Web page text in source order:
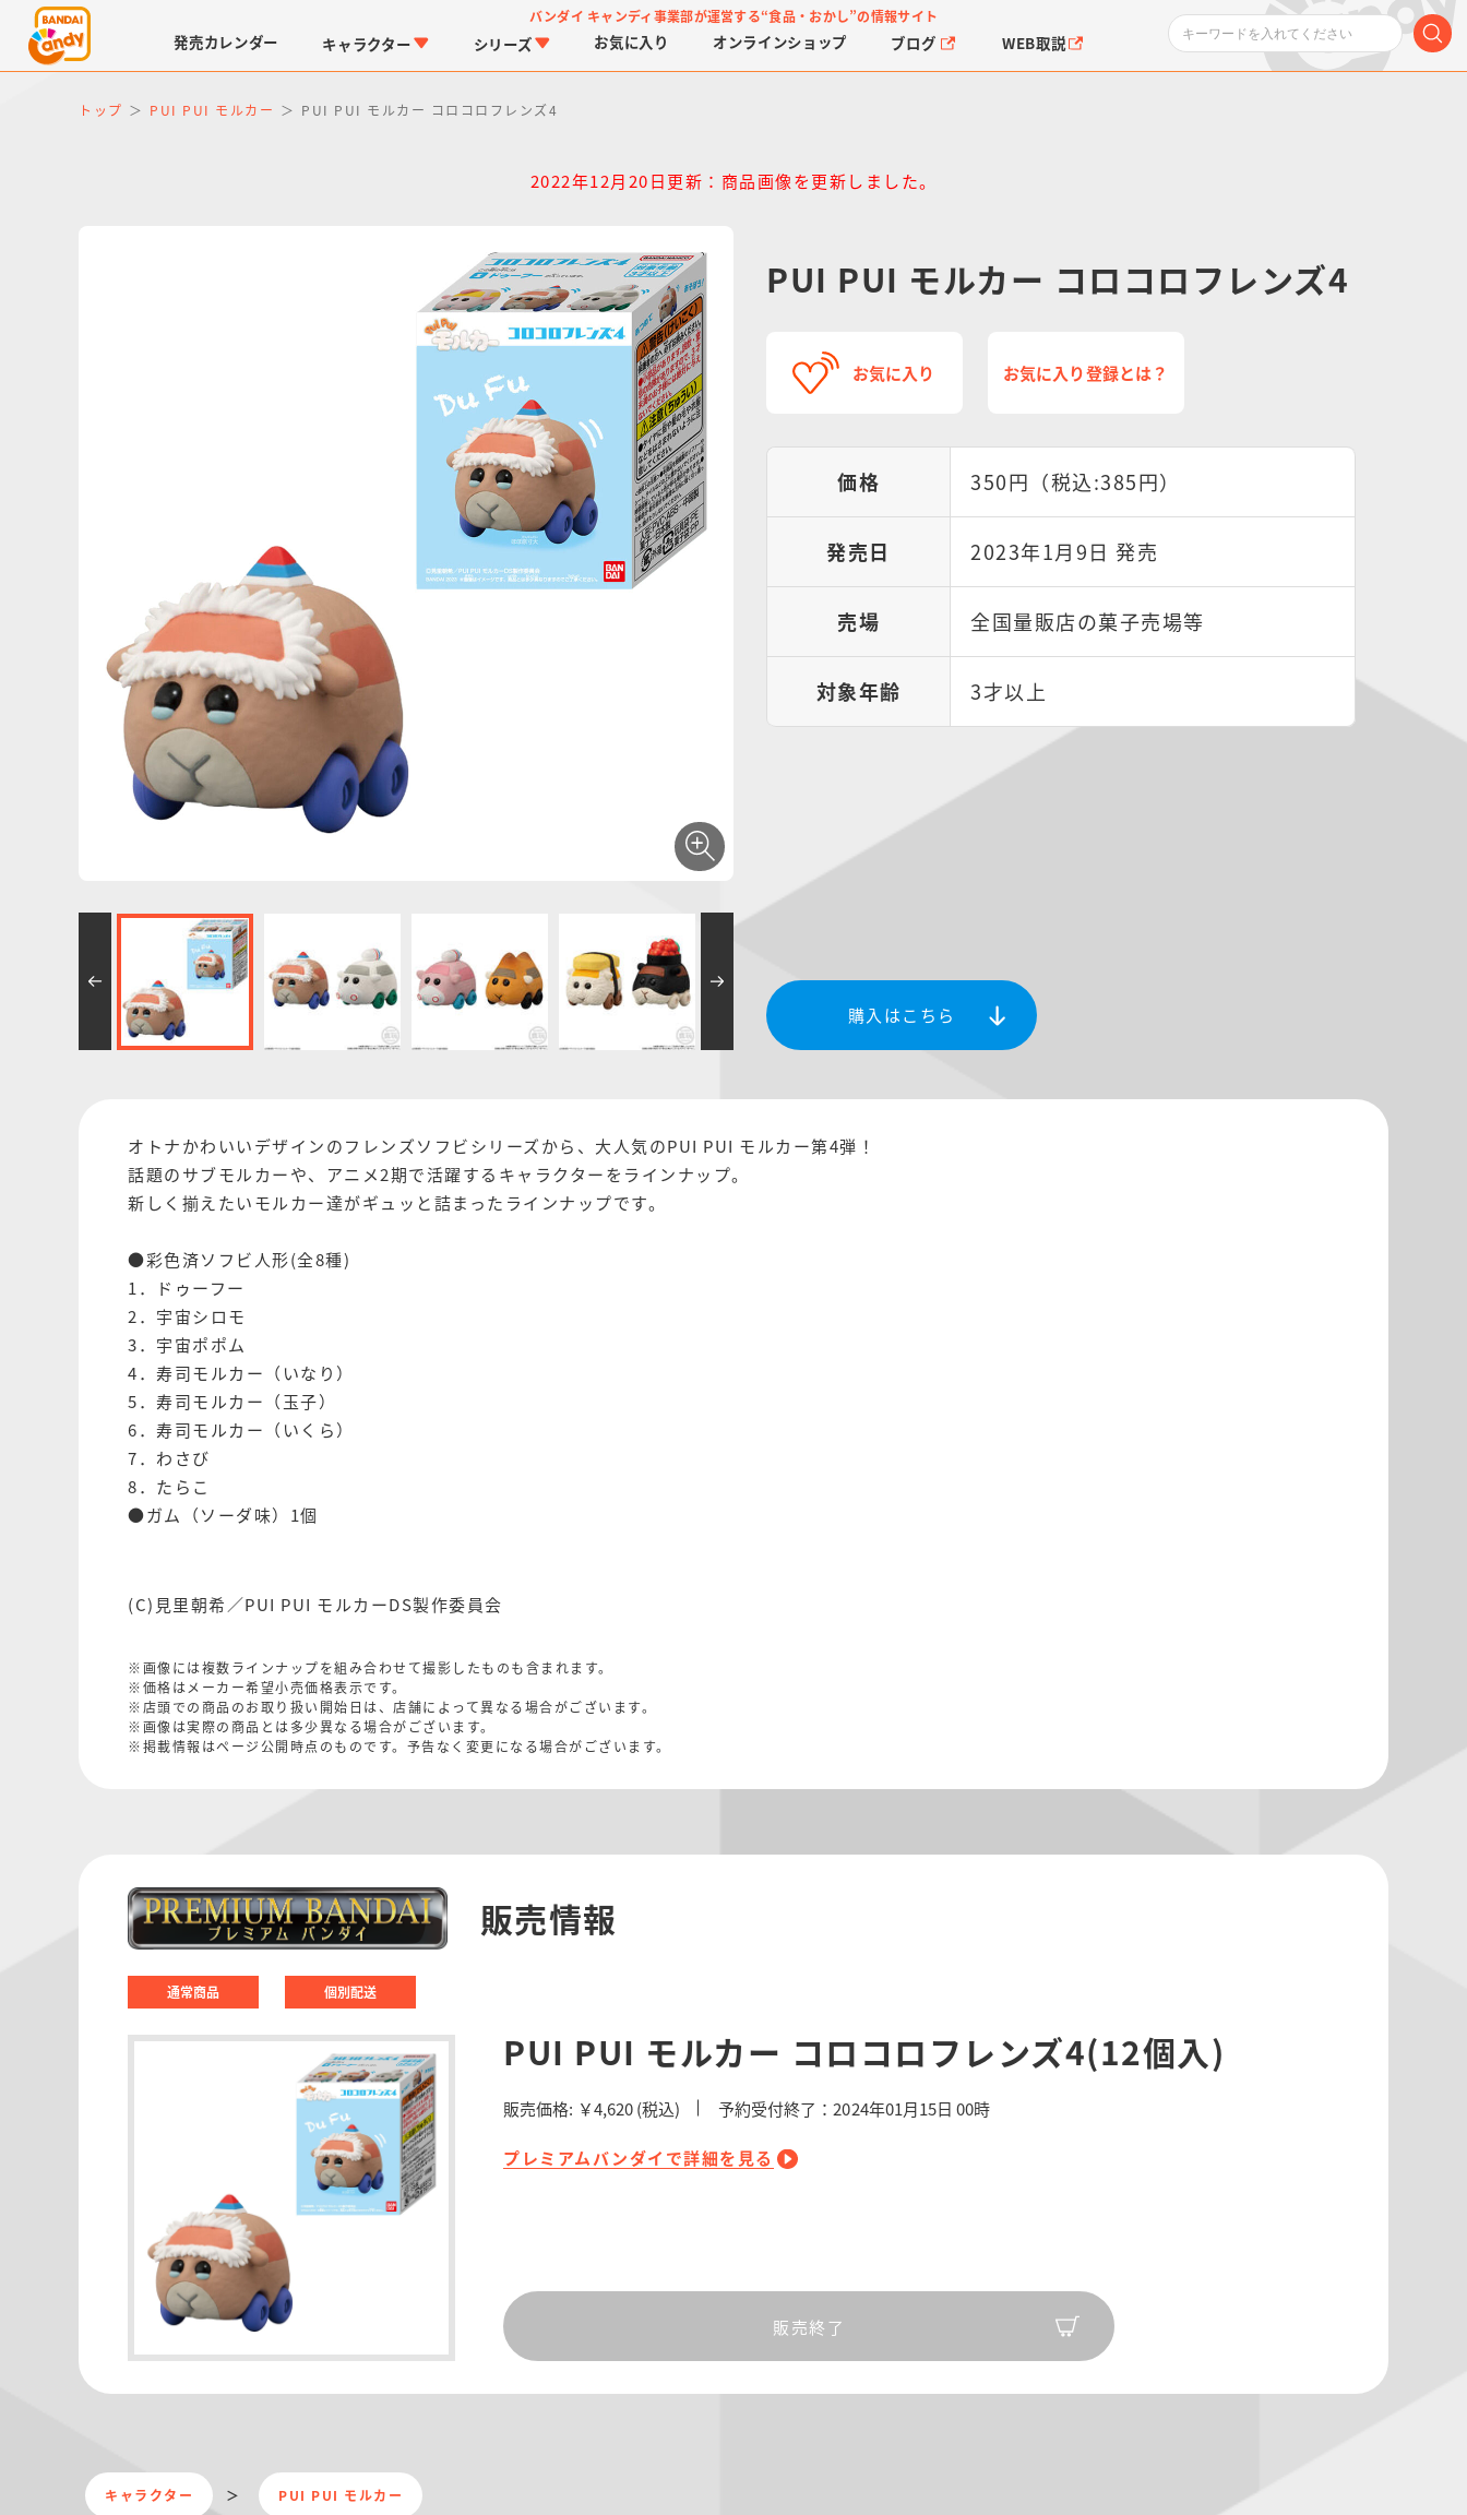
バンダイ キャンディ事業部が運営する“食品・おかし”の情報サイト
発売カレンダー キャラクター
仮面ライダーシリーズ
PROJECT R.E.D.・ス
ーパー戦隊シリーズ
ガンダムシリーズ ポケットモンスター
シリーズ
つりグミ
にふぉるめーしょん＆
SMPシリーズ
お気に入り オンラインショップ ブログ WEB取説
トップ PUI PUI モルカー PUI PUI モルカー コロコロフレンズ4
2022年12月20日更新：商品画像を更新しました。
PUI PUI モルカー コロコロフレンズ4
お気に入り お気に入り登録とは？
価格 350円（税込:385円）
発売日 2023年1月9日 発売
売場 全国量販店の菓子売場等
対象年齢 3才以上
購入はこちら
オトナかわいいデザインのフレンズソフビシリーズから、大人気のPUI PUI モルカー第4弾！
話題のサブモルカーや、アニメ2期で活躍するキャラクターをラインナップ。
新しく揃えたいモルカー達がギュッと詰まったラインナップです。
●彩色済ソフビ人形(全8種)
1．ドゥーフー
2．宇宙シロモ
3．宇宙ポポム
4．寿司モルカー（いなり）
5．寿司モルカー（玉子）
6．寿司モルカー（いくら）
7．わさび
8．たらこ
●ガム（ソーダ味）1個
(C)見里朝希／PUI PUI モルカーDS製作委員会
※画像には複数ラインナップを組み合わせて撮影したものも含まれます。
※価格はメーカー希望小売価格表示です。
※店頭での商品のお取り扱い開始日は、店舗によって異なる場合がございます。
※画像は実際の商品とは多少異なる場合がございます。
※掲載情報はページ公開時点のものです。予告なく変更になる場合がございます。
販売情報
通常商品 個別配送
PUI PUI モルカー コロコロフレンズ4(12個入)
販売価格: ￥4,620(税込) 予約受付終了：2024年01月15日 00時
プレミアムバンダイで詳細を見る
販売終了
キャラクター PUI PUI モルカー